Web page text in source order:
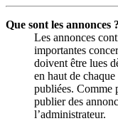
Que sont les annonces ?
Les annonces
importantes
doivent être lues
en haut de
publiées. Comme
publier des
l’administrateur.